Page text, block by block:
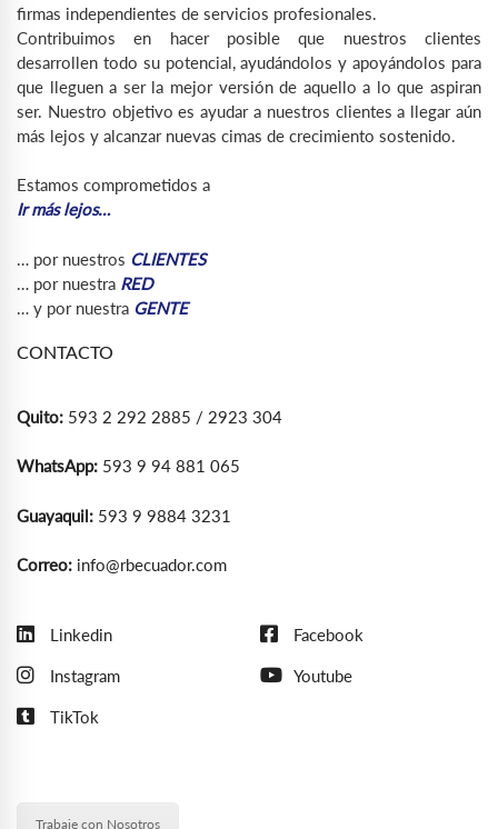
firmas independientes de servicios profesionales.
Contribuimos en hacer posible que nuestros clientes
desarrollen todo su potencial, ayudándolos y apoyándolos para
que lleguen a ser la mejor versión de aquello a lo que aspiran
ser. Nuestro objetivo es ayudar a nuestros clientes a llegar aún
más lejos y alcanzar nuevas cimas de crecimiento sostenido.
Estamos comprometidos a
Ir más lejos…
… por nuestros CLIENTES
… por nuestra RED
… y por nuestra GENTE
CONTACTO
Quito: 593 2 292 2885 / 2923 304
WhatsApp: 593 9 94 881 065
Guayaquil: 593 9 9884 3231
Correo: info@rbecuador.com
Linkedin Facebook
Instagram Youtube
TikTok
Trabaje con Nosotros